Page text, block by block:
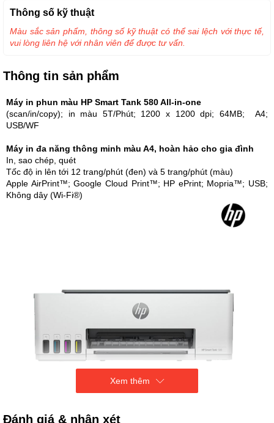
Thông tin sản phẩm
Máy in phun màu HP Smart Tank 580 All-in-one
(scan/in/copy); in màu 5T/Phút; 1200 x 1200 dpi; 64MB; A4;
USB/WF
Máy in đa năng thông minh màu A4, hoàn hảo cho gia đình
In, sao chép, quét
Tốc độ in lên tới 12 trang/phút (đen) và 5 trang/phút (màu)
Apple AirPrint™; Google Cloud Print™; HP ePrint; Mopria™; USB;
Không dây (Wi-Fi®)
Xem thêm
Thông số kỹ thuật
Màu sắc sản phẩm, thông số kỹ thuật có thể sai lệch với thực tế,
vui lòng liên hệ với nhân viên để được tư vấn.
Đánh giá & nhận xét